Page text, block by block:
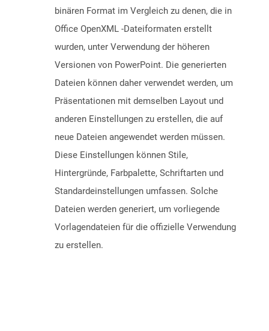
binären Format im Vergleich zu denen, die in
Office OpenXML -Dateiformaten erstellt
wurden, unter Verwendung der höheren
Versionen von PowerPoint. Die generierten
Dateien können daher verwendet werden, um
Präsentationen mit demselben Layout und
anderen Einstellungen zu erstellen, die auf
neue Dateien angewendet werden müssen.
Diese Einstellungen können Stile,
Hintergründe, Farbpalette, Schriftarten und
Standardeinstellungen umfassen. Solche
Dateien werden generiert, um vorliegende
Vorlagendateien für die offizielle Verwendung
zu erstellen.